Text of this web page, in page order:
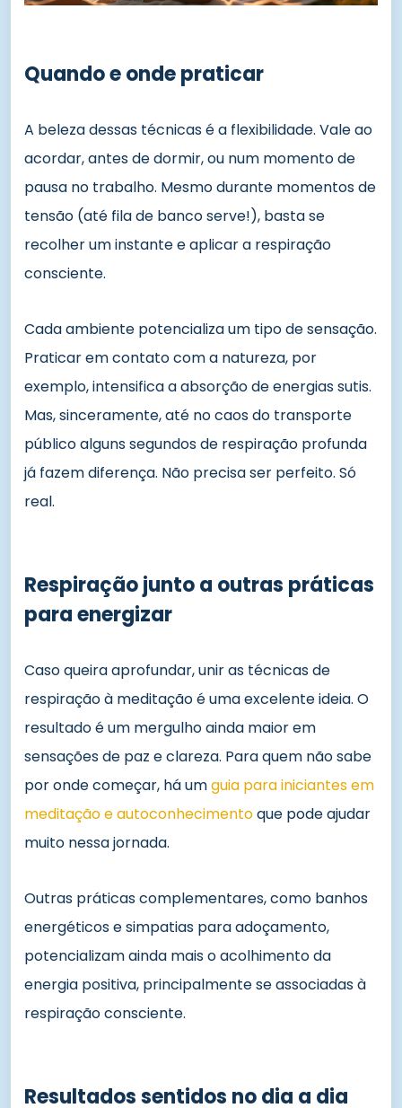
Quando e onde praticar
A beleza dessas técnicas é a flexibilidade. Vale ao
acordar, antes de dormir, ou num momento de
pausa no trabalho. Mesmo durante momentos de
tensão (até fila de banco serve!), basta se
recolher um instante e aplicar a respiração
consciente.
Cada ambiente potencializa um tipo de sensação.
Praticar em contato com a natureza, por
exemplo, intensifica a absorção de energias sutis.
Mas, sinceramente, até no caos do transporte
público alguns segundos de respiração profunda
já fazem diferença. Não precisa ser perfeito. Só
real.
Respiração junto a outras práticas
para energizar
Caso queira aprofundar, unir as técnicas de
respiração à meditação é uma excelente ideia. O
resultado é um mergulho ainda maior em
sensações de paz e clareza. Para quem não sabe
por onde começar, há umguia para iniciantes em
meditação e autoconhecimentoque pode ajudar
muito nessa jornada.
Outras práticas complementares, como banhos
energéticos e simpatias para adoçamento,
potencializam ainda mais o acolhimento da
energia positiva, principalmente se associadas à
respiração consciente.
Resultados sentidos no dia a dia